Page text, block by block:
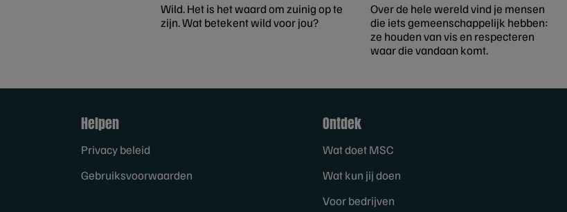
Wild. Het is het waard om zuinig op te
zijn. Wat betekent wild voor jou?
Over de hele wereld vind je mensen
die iets gemeenschappelijk hebben:
ze houden van vis en respecteren
waar die vandaan komt.
Helpen
Privacy beleid
Gebruiksvoorwaarden
Ontdek
Wat doet MSC
Wat kun jij doen
Voor bedrijven